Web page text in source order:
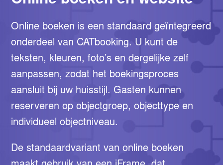
Online boeken is een standaard geïntegreerd
onderdeel van CATbooking. U kunt de
teksten, kleuren, foto’s en dergelijke zelf
aanpassen, zodat het boekingsproces
aansluit bij uw huisstijl. Gasten kunnen
reserveren op objectgroep, objecttype en
individueel objectniveau.
De standaardvariant van online boeken